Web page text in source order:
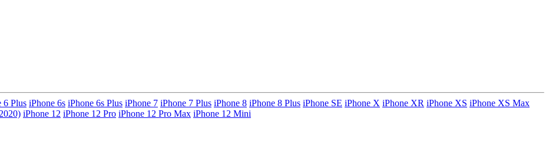
6 Plus iPhone 6s iPhone 6s Plus iPhone 7 iPhone 7 Plus iPhone 8 iPhone 8 Plus iPhone SE iPhone X iPhone XR iPhone XS iPhone XS Max
iPhone 12 iPhone 12 Pro iPhone 12 Pro Max iPhone 12 Mini